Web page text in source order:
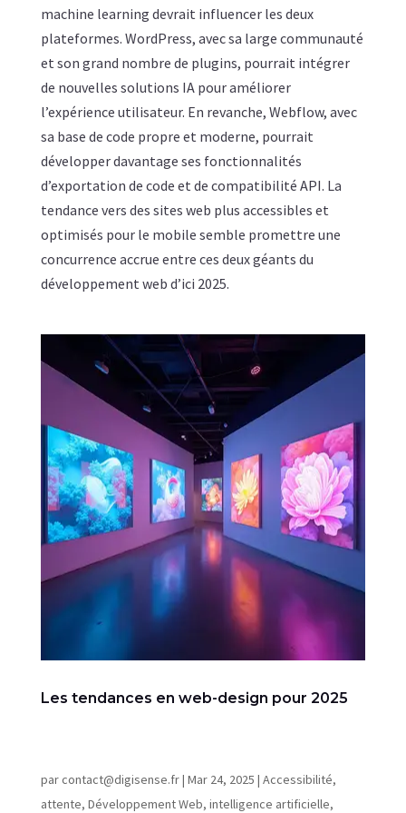
machine learning devrait influencer les deux
plateformes. WordPress, avec sa large communauté
et son grand nombre de plugins, pourrait intégrer
de nouvelles solutions IA pour améliorer
l’expérience utilisateur. En revanche, Webflow, avec
sa base de code propre et moderne, pourrait
développer davantage ses fonctionnalités
d’exportation de code et de compatibilité API. La
tendance vers des sites web plus accessibles et
optimisés pour le mobile semble promettre une
concurrence accrue entre ces deux géants du
développement web d’ici 2025.
Les tendances en web-design pour 2025
parcontact@digisense.fr| Mar 24, 2025 | Accessibilité,
attente, Développement Web, intelligence artificielle,